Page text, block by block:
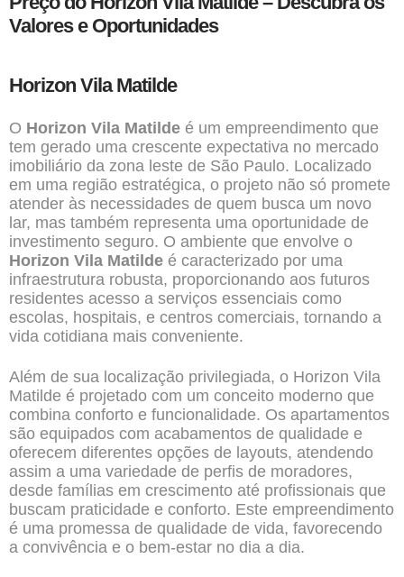
Valores e Oportunidades
Horizon Vila Matilde
O Horizon Vila Matilde é um empreendimento que
tem gerado uma crescente expectativa no mercado
imobiliário da zona leste de São Paulo. Localizado
em uma região estratégica, o projeto não só promete
atender às necessidades de quem busca um novo
lar, mas também representa uma oportunidade de
investimento seguro. O ambiente que envolve o
Horizon Vila Matilde é caracterizado por uma
infraestrutura robusta, proporcionando aos futuros
residentes acesso a serviços essenciais como
escolas, hospitais, e centros comerciais, tornando a
vida cotidiana mais conveniente.
Além de sua localização privilegiada, o Horizon Vila
Matilde é projetado com um conceito moderno que
combina conforto e funcionalidade. Os apartamentos
são equipados com acabamentos de qualidade e
oferecem diferentes opções de layouts, atendendo
assim a uma variedade de perfis de moradores,
desde famílias em crescimento até profissionais que
buscam praticidade e conforto. Este empreendimento
é uma promessa de qualidade de vida, favorecendo
a convivência e o bem-estar no dia a dia.